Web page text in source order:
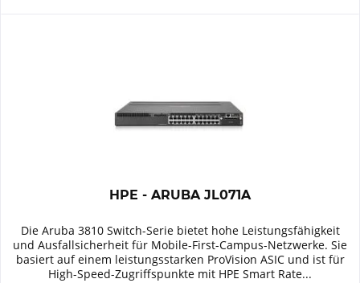
HPE - ARUBA JL071A
Die Aruba 3810 Switch-Serie bietet hohe Leistungsfähigkeit
und Ausfallsicherheit für Mobile-First-Campus-Netzwerke. Sie
basiert auf einem leistungsstarken ProVision ASIC und ist für
High-Speed-Zugriffspunkte mit HPE Smart Rate...